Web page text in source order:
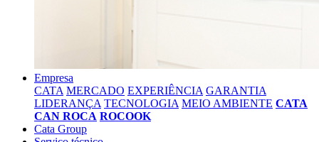
Empresa
CATA MERCADO EXPERIÊNCIA GARANTIA
LIDERANÇA TECNOLOGIA MEIO AMBIENTE CATA
CAN ROCA ROCOOK
Cata Group